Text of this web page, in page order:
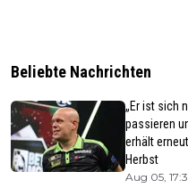
Beliebte Nachrichten
„Er ist sich
passieren
erhält
Herbst
Aug 05,